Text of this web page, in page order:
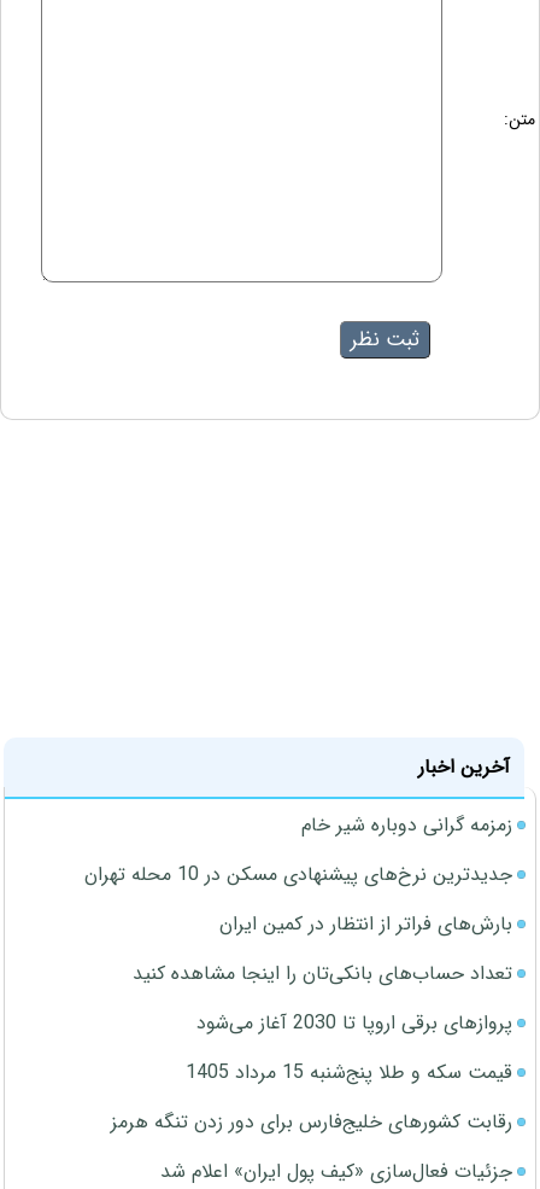
متن:
آخرین اخبار
زمزمه گرانی دوباره شیر خام
جدیدترین نرخ‌های پیشنهادی مسکن در 10 محله تهران
بارش‌های فراتر از انتظار در کمین ایران
تعداد حساب‌های بانکی‌تان را اینجا مشاهده کنید
پروازهای برقی اروپا تا 2030 آغاز می‌شود
قیمت سکه و طلا پنج‌شنبه 15 مرداد 1405
رقابت کشورهای خلیج‌فارس برای دور زدن تنگه هرمز
جزئیات فعال‌سازی «کیف پول ایران» اعلام شد